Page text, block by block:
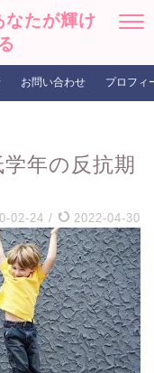
なたが輝け
お問い合わせ プロフィ
年の反抗期
02-24 / 2022-04-30